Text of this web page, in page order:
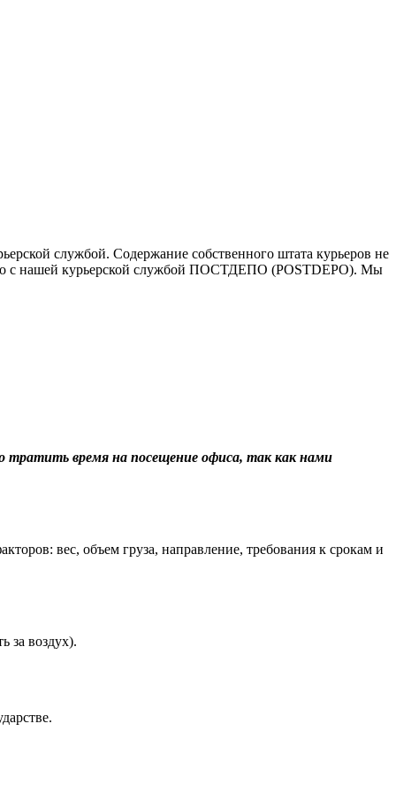
службой. Содержание собственного штата курьеров не
с нашей курьерской службой ПОСТДЕПО (POSTDEPO). Мы
время на посещение офиса, так как нами
вес, объем груза, направление, требования к срокам и
за воздух).